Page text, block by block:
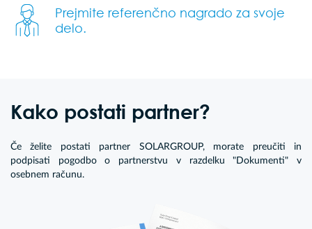
Prejmite referenčno nagrado za svoje
delo.
Kako postati partner?
Če želite postati partner SOLARGROUP, morate preučiti in
podpisati pogodbo o partnerstvu v razdelku "Dokumenti" v
osebnem računu.